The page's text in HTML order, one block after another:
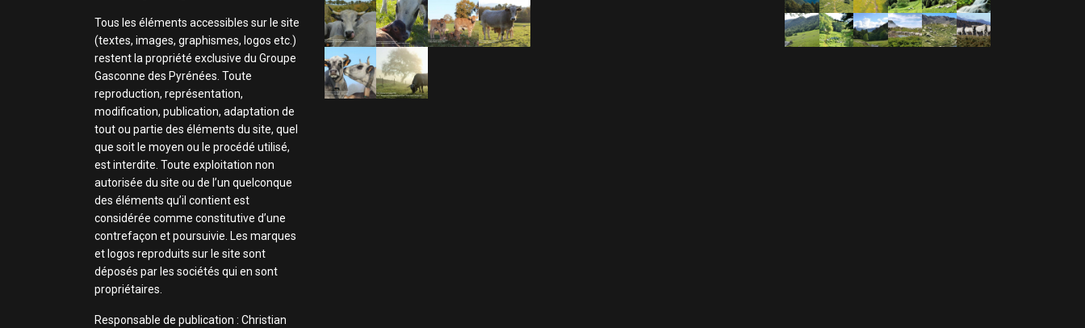
Tous les éléments accessibles sur le site
(textes, images, graphismes, logos etc.)
restent la propriété exclusive du Groupe
Gasconne des Pyrénées. Toute
reproduction, représentation,
modification, publication, adaptation de
tout ou partie des éléments du site, quel
que soit le moyen ou le procédé utilisé,
est interdite. Toute exploitation non
autorisée du site ou de l’un quelconque
des éléments qu’il contient est
considérée comme constitutive d’une
contrefaçon et poursuivie. Les marques
et logos reproduits sur le site sont
déposés par les sociétés qui en sont
propriétaires.
Responsable de publication : Christian